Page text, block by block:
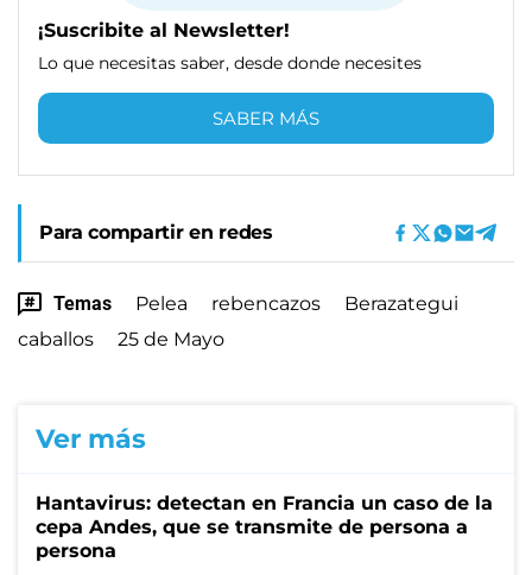
¡Suscribite al Newsletter!
Lo que necesitas saber, desde donde necesites
SABER MÁS
Para compartir en redes
Temas Pelea rebencazos
Berazategui
caballos
25 de Mayo
Ver más
Hantavirus: detectan en Francia un caso de la
cepa Andes, que se transmite de persona a
persona